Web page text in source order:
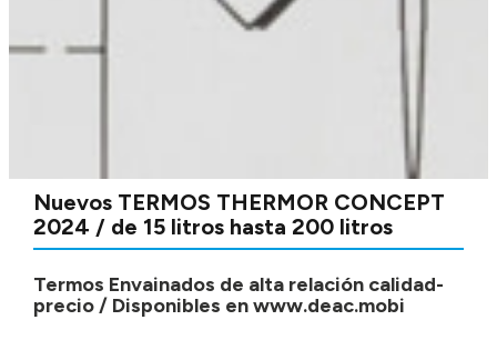
Nuevos TERMOS THERMOR CONCEPT
2024 / de 15 litros hasta 200 litros
Termos Envainados de alta relación calidad-
precio / Disponibles en www.deac.mobi